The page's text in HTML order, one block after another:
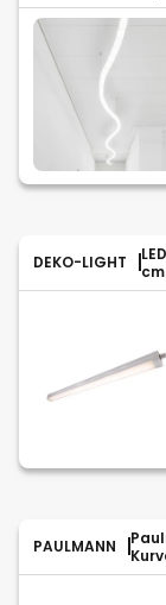
DEKO-LIGHT
cm
PAULMANN